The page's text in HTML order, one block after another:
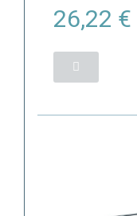
26,22 €